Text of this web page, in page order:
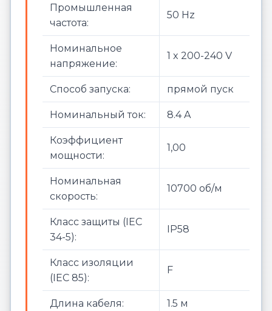
Промышленная
частота:
50 Hz
Номинальное
напряжение:
1 x 200-240 V
Способ запуска: прямой пуск
Номинальный ток: 8.4 A
Коэффициент
мощности:
1,00
Номинальная
скорость:
10700 об/м
Класс защиты (IEC
34-5):
IP58
Класс изоляции
(IEC 85):
F
Длина кабеля: 1.5 м